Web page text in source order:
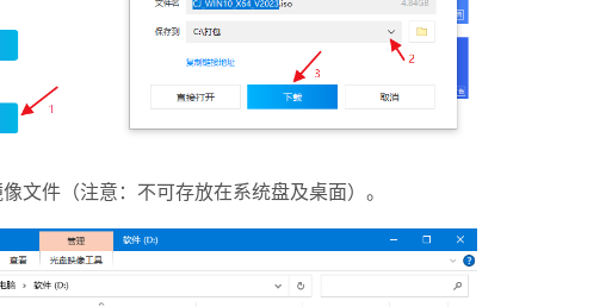
件（注意：不可存放在系统盘及桌面）。